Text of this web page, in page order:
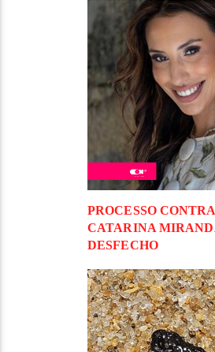
PROCESSO CONTRA
CATARINA
DESFECHO